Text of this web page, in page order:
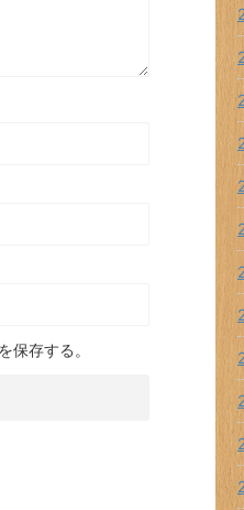
保存する。